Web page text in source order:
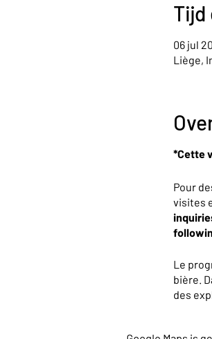
Tijd
06 jul
Liège,
*Cette
Pour
visites
Le
bière.
des